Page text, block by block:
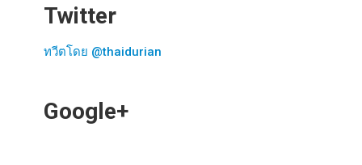
Twitter
ทวีตโดย @thaidurian
Google+